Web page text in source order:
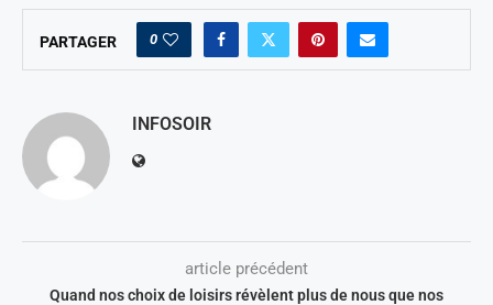
PARTAGER 0
INFOSOIR
article précédent
Quand nos choix de loisirs révèlent plus de nous que nos